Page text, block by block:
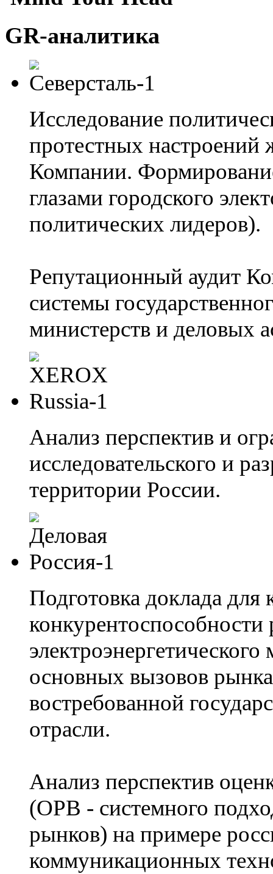
GR-аналитика
Исследование
протестных настроений
Компании.
глазами городского
политических лидеров).
Репутационный аудит
системы
министерств и деловых
Анализ перспектив и
исследовательского и
территории России.
Подготовка доклада
конкурентоспособности
основных вызовов
востребованной
отрасли.
Анализ перспектив
(ОРВ - системного
рынков) на примере
коммуникационных